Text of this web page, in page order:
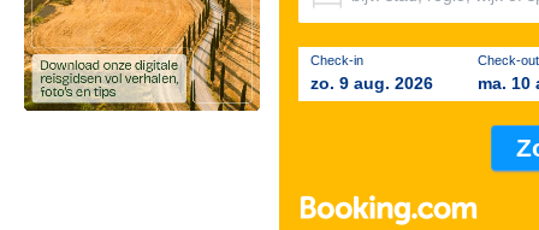
Check-in
zo. 9 aug. 2026
Check-out
ma. 10